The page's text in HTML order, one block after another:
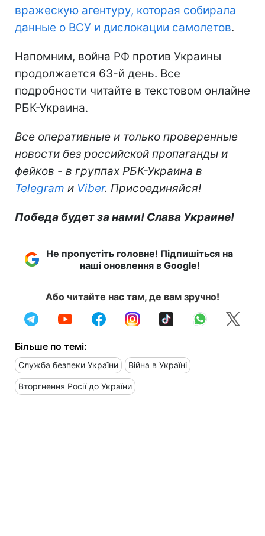
вражескую агентуру, которая собирала
данные о ВСУ и дислокации самолетов.
Напомним, война РФ против Украины
продолжается 63-й день. Все
подробности читайте в текстовом онлайне
РБК-Украина.
Все оперативные и только проверенные
новости без российской пропаганды и
фейков - в группах РБК-Украина в
Telegram и Viber. Присоединяйся!
Победа будет за нами! Слава Украине!
Не пропустіть головне! Підпишіться на
наші оновлення в Google!
Або читайте нас там, де вам зручно!
Більше по темі:
Служба безпеки України Війна в Україні
Вторгнення Росії до України